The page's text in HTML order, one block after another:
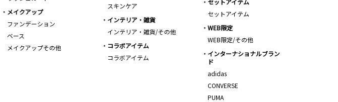
スキンケア
セットアイテム
セットアイテム
メイクアップ
ファンデーション
ベース
メイクアップその他
インテリア・雑貨
インテリア・雑貨/その他
WEB限定
WEB限定/その他
コラボアイテム
コラボアイテム
インターナショナルブラン
ド
adidas
CONVERSE
PUMA